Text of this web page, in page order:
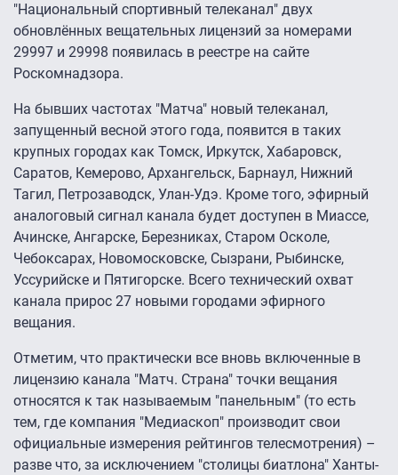
"Национальный спортивный телеканал" двух
обновлённых вещательных лицензий за номерами
29997 и 29998 появилась в реестре на сайте
Роскомнадзора.
На бывших частотах "Матча" новый телеканал,
запущенный весной этого года, появится в таких
крупных городах как Томск, Иркутск, Хабаровск,
Саратов, Кемерово, Архангельск, Барнаул, Нижний
Тагил, Петрозаводск, Улан-Удэ. Кроме того, эфирный
аналоговый сигнал канала будет доступен в Миассе,
Ачинске, Ангарске, Березниках, Старом Осколе,
Чебоксарах, Новомосковске, Сызрани, Рыбинске,
Уссурийске и Пятигорске. Всего технический охват
канала прирос 27 новыми городами эфирного
вещания.
Отметим, что практически все вновь включенные в
лицензию канала "Матч. Страна" точки вещания
относятся к так называемым "панельным" (то есть
тем, где компания "Медиаскоп" производит свои
официальные измерения рейтингов телесмотрения) –
разве что, за исключением "столицы биатлона" Ханты-